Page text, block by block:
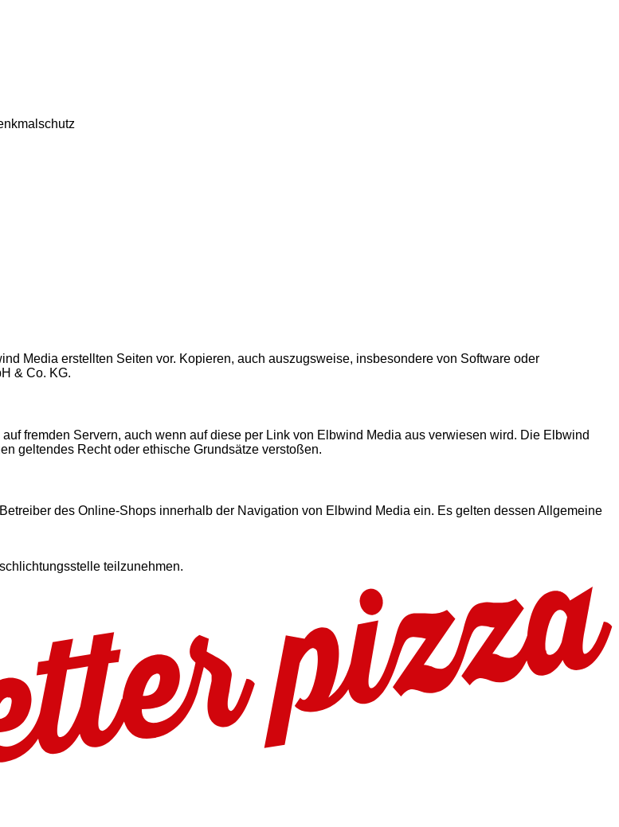
Media erstellten Seiten vor. Kopieren, auch auszugsweise, insbesondere von Software oder
& Co. KG.
fremden Servern, auch wenn auf diese per Link von Elbwind Media aus verwiesen wird. Die Elbwind
geltendes Recht oder ethische Grundsätze verstoßen.
des Online-Shops innerhalb der Navigation von Elbwind Media ein. Es gelten dessen Allgemeine
teilzunehmen.